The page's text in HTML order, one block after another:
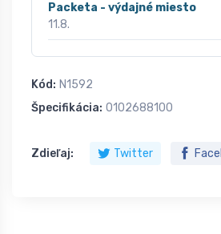
Packeta - výdajné miesto
11.8.
Kód: N1592
Špecifikácia: 0102688100
Zdieľaj: Twitter